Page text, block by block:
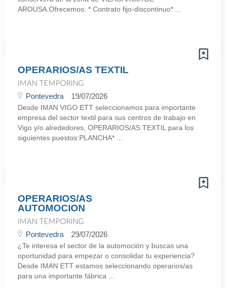
AROUSA.Ofrecemos: * Contrato fijo-discontinuo* ...
OPERARIOS/AS TEXTIL
IMAN TEMPORING
Pontevedra 19/07/2026
Desde IMAN VIGO ETT seleccionamos para importante
empresa del sector textil para sus centros de trabajo en
Vigo y/o alrededores, OPERARIOS/AS TEXTIL para los
siguientes puestos:PLANCHA* ...
OPERARIOS/AS
AUTOMOCION
IMAN TEMPORING
Pontevedra 29/07/2026
¿Te interesa el sector de la automoción y buscas una
oportunidad para empezar o consolidar tu experiencia?
Desde IMAN ETT estamos seleccionando operarios/as
para una importante fábrica ...